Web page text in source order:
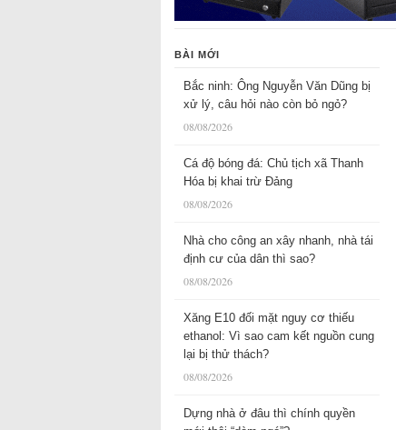
BÀI MỚI
Bắc ninh: Ông Nguyễn Văn Dũng bị
xử lý, câu hỏi nào còn bỏ ngỏ?
08/08/2026
Cá độ bóng đá: Chủ tịch xã Thanh
Hóa bị khai trừ Đảng
08/08/2026
Nhà cho công an xây nhanh, nhà tái
định cư của dân thì sao?
08/08/2026
Xăng E10 đối mặt nguy cơ thiếu
ethanol: Vì sao cam kết nguồn cung
lại bị thử thách?
08/08/2026
Dựng nhà ở đâu thì chính quyền